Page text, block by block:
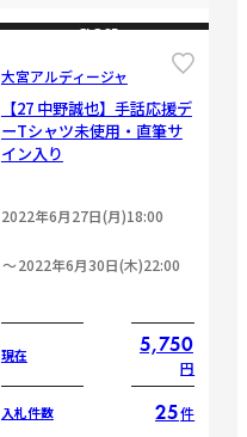
CLOSE
大宮アルディージャ
【27 中野誠也】手話応援デ
ーTシャツ未使用・直筆サ
イン入り
2022年6月27日(月)18:00
2022年6月30日(木)22:00
現在 5,750
円
入札件数 25件